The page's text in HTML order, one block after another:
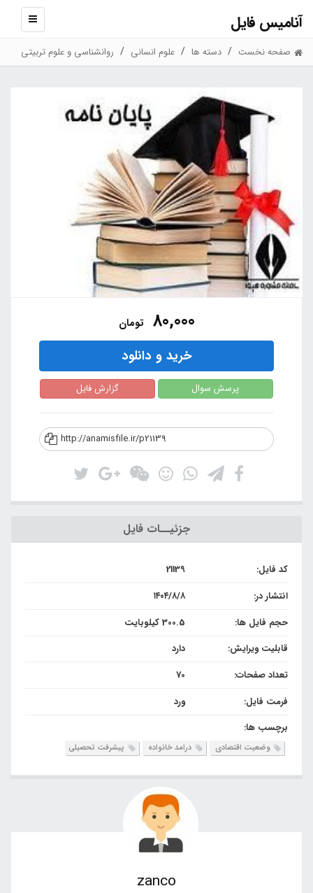
آنامیس فایل
نمایش
صفحه نخست دسته ها علوم انسانی روانشناسی و علوم تربیتی
80,000 تومان
خرید و دانلود
پرسش سوال گزارش فایل
http://anamisfile.ir/p21139
جزئیــات فایل
کد فایل:
21139
انتشار در:
۱۴۰۴/۸/۸
حجم فایل ها:
300.5 کیلوبایت
قابلیت ویرایش:
دارد
تعداد صفحات:
70
فرمت فایل:
ورد
برچسب ها:
وضعیت اقتصادی درامد خانواده پیشرفت تحصیلی
zanco